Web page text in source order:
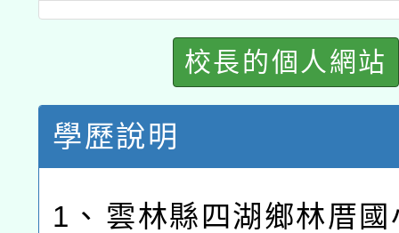
校長的個人網站
學歷說明
1、 雲林縣四湖鄉林厝國